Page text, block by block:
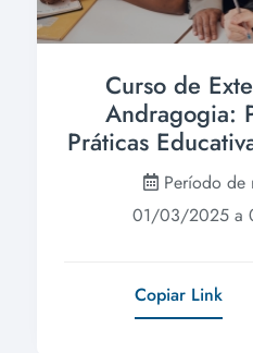
Curso de
Andragogia:
Práticas
Período de
01/03/2025 a
Copiar Link